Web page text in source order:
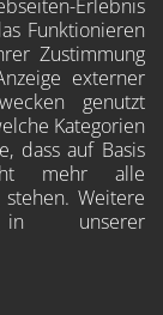
Erlebnis
Funktionieren
Zustimmung
externer
genutzt
Kategorien
dass auf Basis
mehr alle
Weitere
unserer